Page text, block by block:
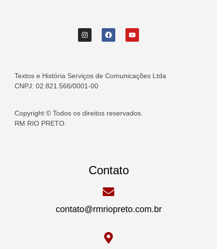
Textos e História Serviços de Comunicações Ltda
CNPJ: 02.821.566/0001-00
Copyright © Todos os direitos reservados.
RM RIO PRETO.
Contato
contato@rmriopreto.com.br